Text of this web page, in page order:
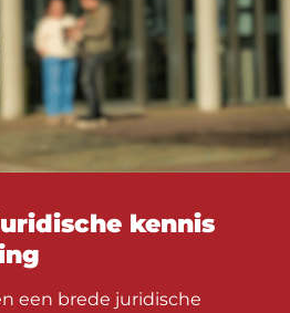
kennis
een brede juridische